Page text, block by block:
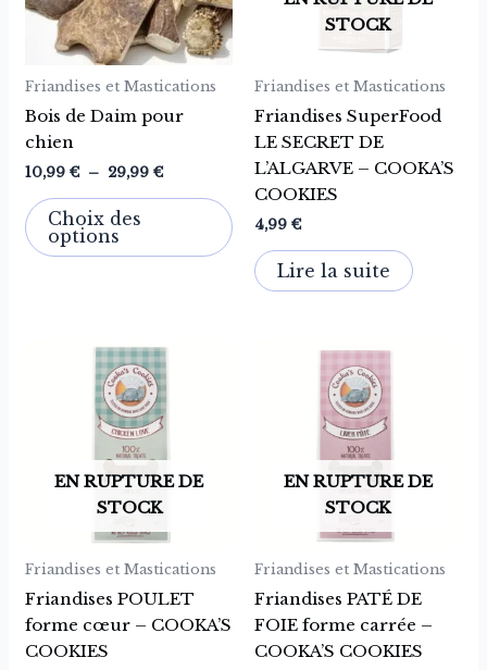
Friandises et Mastications
Bois de Daim pour
chien
10,99€ – 29,99€
Choix des
options
options
être
choisies
produit
STOCK
Friandises et Mastications
Friandises SuperFood
LE SECRET DE
L’ALGARVE – COOKA’S
COOKIES
4,99 €
Lire la suite
EN RUPTURE DE
STOCK
Friandises et Mastications
Friandises POULET
forme cœur – COOKA’S
COOKIES
EN RUPTURE DE
STOCK
Friandises et Mastications
Friandises PATÉ DE
FOIE forme carrée –
COOKA’S COOKIES